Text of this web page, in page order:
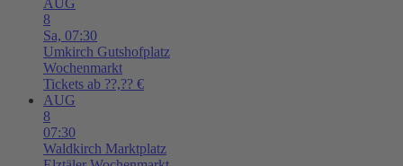
8
Sa, 07:30
Umkirch Gutshofplatz
Wochenmarkt
Tickets ab ??,?? €
AUG
8
07:30
Waldkirch Marktplatz